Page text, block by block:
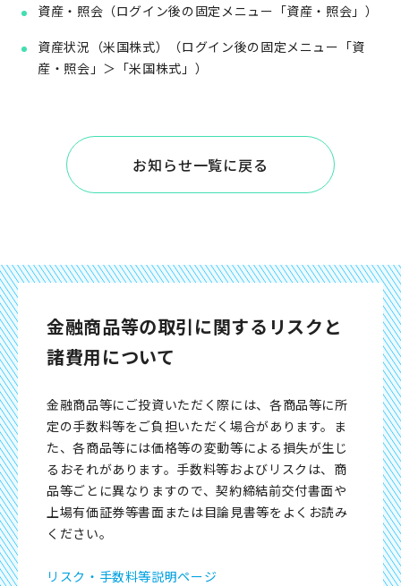
資産・照会（ログイン後の固定メニュー「資産・照会」）
資産状況（米国株式）（ログイン後の固定メニュー「資
産・照会」＞「米国株式」）
お知らせ一覧に戻る
金融商品等の取引に関するリスクと
諸費用について
金融商品等にご投資いただく際には、各商品等に所
定の手数料等をご負担いただく場合があります。ま
た、各商品等には価格等の変動等による損失が生じ
るおそれがあります。手数料等およびリスクは、商
品等ごとに異なりますので、契約締結前交付書面や
上場有価証券等書面または目論見書等をよくお読み
ください。
リスク・手数料等説明ページ